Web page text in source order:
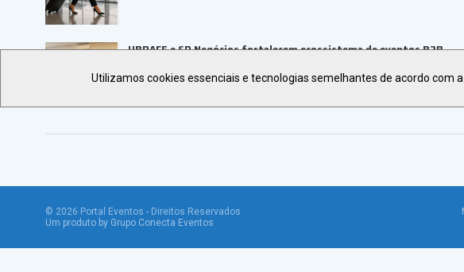
UBRAFE e SP Negócios fortalecem ecossistema de eventos B2B
© 2026 Portal Eventos - Direitos Reservados
Um produto by Grupo Conecta Eventos
Utilizamos cookies essenciais e tecnologias semelhantes de acordo com